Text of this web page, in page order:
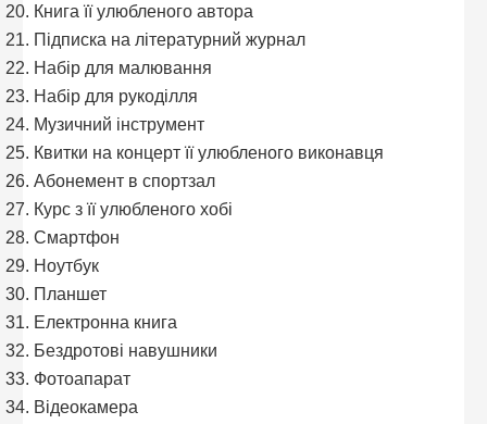
Книга її улюбленого автора
Підписка на літературний журнал
Набір для малювання
Набір для рукоділля
Музичний інструмент
Квитки на концерт її улюбленого виконавця
Абонемент в спортзал
Курс з її улюбленого хобі
Смартфон
Ноутбук
Планшет
Електронна книга
Бездротові навушники
Фотоапарат
Відеокамера